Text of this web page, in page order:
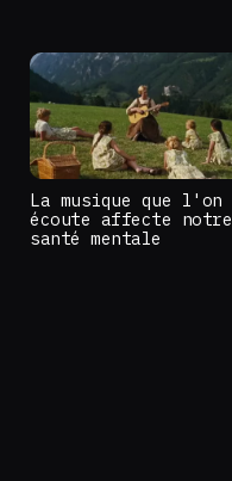
La musique que l'on
écoute affecte notre
santé mentale